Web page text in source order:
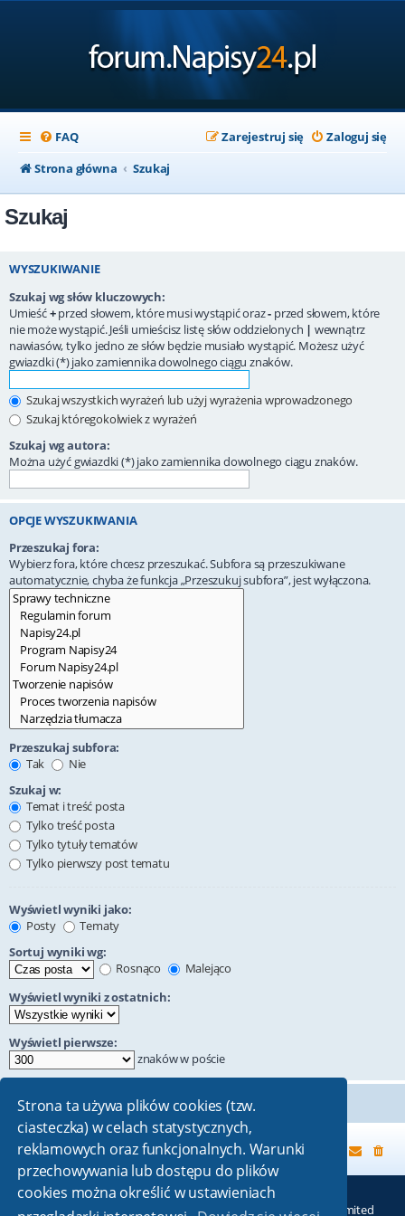
Strona ta używa plików cookies (tzw.
ciasteczka) w celach statystycznych,
reklamowych oraz funkcjonalnych. Warunki
przechowywania lub dostępu do plików
cookies można określić w ustawieniach
FAQ Zaloguj się
Zarejestruj się
Strona główna
Szukaj
Szukaj
WYSZUKIWANIE
Szukaj wg słów kluczowych:
Umieść+przed słowem, które musi wystąpić oraz- przed słowem, które
nie może wystąpić. Jeśli umieścisz listę słów oddzielonych | wewnątrz
nawiasów, tylko jedno ze słów będzie musiało wystąpić. Możesz użyć
gwiazdki (*) jako zamiennika dowolnego ciągu znaków.
Szukaj wszystkich wyrażeń lub użyj wyrażenia wprowadzonego
Szukaj któregokolwiek z wyrażeń
Szukaj wg autora:
Można użyć gwiazdki (*) jako zamiennika dowolnego ciągu znaków.
OPCJE WYSZUKIWANIA
Przeszukaj fora:
Wybierz fora, które chcesz przeszukać. Subfora są przeszukiwane
automatycznie, chyba że funkcja „Przeszukuj subfora”, jest wyłączona.
Przeszukaj subfora:
Tak
Nie
Szukaj w:
Temat i treść posta
Tylko treść posta
Tylko tytuły tematów
Tylko pierwszy post tematu
Wyświetl wyniki jako:
Posty
Tematy
Sortuj wyniki wg:
Rosnąco
Malejąco
Wyświetl wyniki z ostatnich:
Wyświetl pierwsze:
znaków w poście
Strona główna
Technologię dostarcza phpBB® Forum Software © phpBB Limited